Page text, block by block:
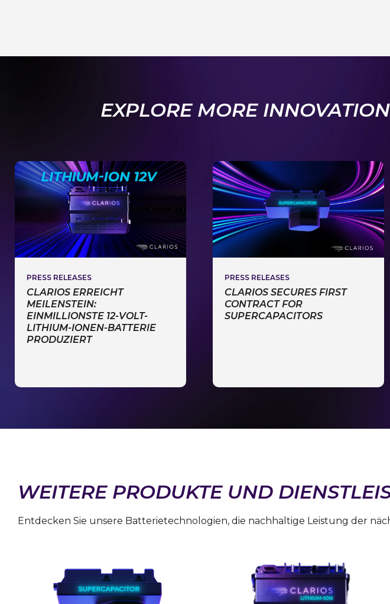
EXPLORE MORE
PRESS RELEASES
CLARIOS ERREICHT
MEILENSTEIN:
EINMILLIONSTE 12-VOLT-
LITHIUM-IONEN-BATTERIE
PRODUZIERT
PRESS RELEASES
CLARIOS SECURES FIRST
CONTRACT FOR
SUPERCAPACITORS
WEITERE PRODUKTE UND
Entdecken Sie unsere Batterietechnologien, die nachhaltige Leistung der